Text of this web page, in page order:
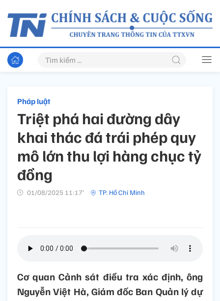
Pháp luật
Triệt phá hai đường dây
khai thác đá trái phép quy
mô lớn thu lợi hàng chục tỷ
đồng
01/08/2025 11:17’ TP. Hồ Chí Minh
Cơ quan Cảnh sát điều tra xác định, ông
Nguyễn Việt Hà, Giám đốc Ban Quản lý dự